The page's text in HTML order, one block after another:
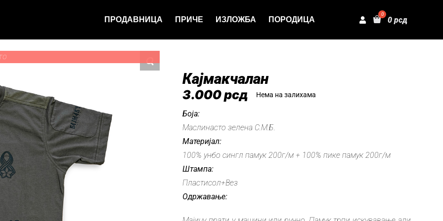
ПРОДАВНИЦА ПРИЧЕ ИЗЛОЖБА ПОРОДИЦА 0рсд
Кајмакчалан
3.000рсд Нема на залихама
Боја:
Маслинасто зелена С.М.Б.
Материјал:
100% унбо сингл памук 200г/м + 100% пике памук 200г/м
Штампа:
Пластисол+Вез
Одржавање: